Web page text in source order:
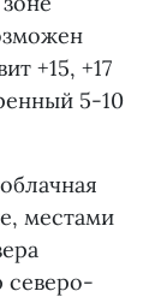
+15, +17
5-10
местами
северо-